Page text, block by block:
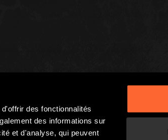
des fonctionnalités
des informations sur
et d'analyse, qui peuvent